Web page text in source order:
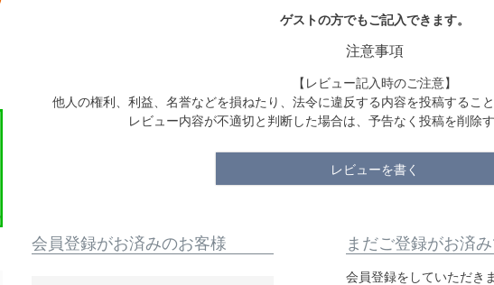
ゲストの方でもご記入できます。
注意事項
【レビュー記入時のご注意】
他人の権利、利益、名誉などを損ねたり、法令に違反する内容を投稿するこ
レビュー内容が不適切と判断した場合は、予告なく投稿を削除
レビューを書く
会員登録がお済みのお客様 まだご登録がお済
会員登録をしていただき